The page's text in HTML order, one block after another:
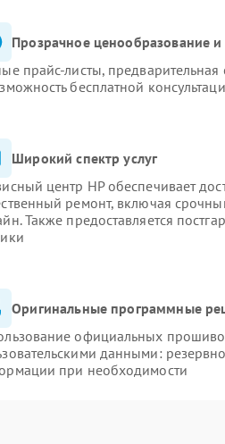
Прозрачное ценообразование и
прайс-листы,
бесплатной
Широкий спектр услуг
центр HP обеспечивает
ремонт, включая
Также предоставляется
Оригинальные программные
официальных
данными:
при необходимости